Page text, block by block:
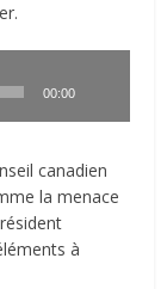
00:00
canadien
la menace
à